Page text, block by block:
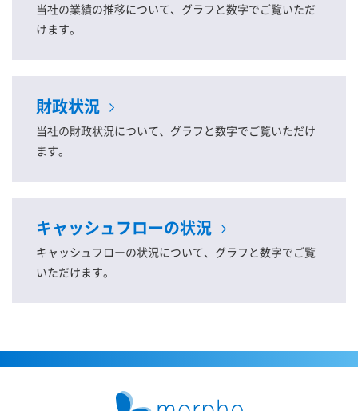
当社の業績の推移について、グラフと数字でご覧いただ
けます。
財政状況
当社の財政状況について、グラフと数字でご覧いただけ
ます。
キャッシュフローの状況
キャッシュフローの状況について、グラフと数字でご覧
いただけます。